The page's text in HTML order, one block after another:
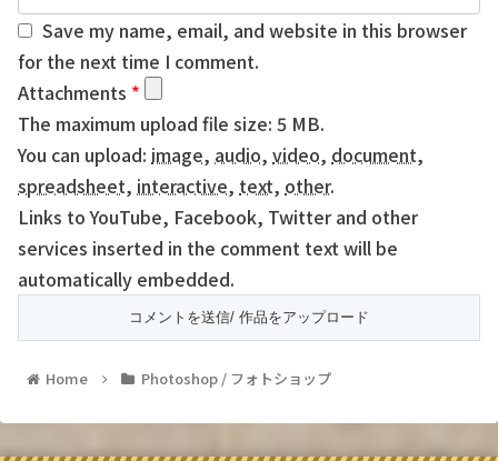
Save my name, email, and website in this browser
for the next time I comment.
Attachments *
The maximum upload file size: 5 MB.
You can upload: image, audio, video, document,
spreadsheet, interactive, text, other.
Links to YouTube, Facebook, Twitter and other
services inserted in the comment text will be
automatically embedded.
Home Photoshop / フォトショップ